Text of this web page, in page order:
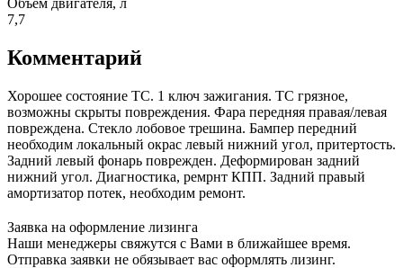
7,7
Комментарий
Хорошее состояние ТС. 1 ключ зажигания. ТС грязное,
возможны скрыты повреждения. Фара передняя правая/левая
повреждена. Стекло лобовое трешина. Бампер передний
необходим локальный окрас левый нижний угол, притертость.
Задний левый фонарь поврежден. Деформирован задний
нижний угол. Диагностика, ремрнт КПП. Задний правый
амортизатор потек, необходим ремонт.
Заявка на оформление лизинга
Наши менеджеры свяжутся с Вами в ближайшее время.
Отправка заявки не обязывает вас оформлять лизинг.